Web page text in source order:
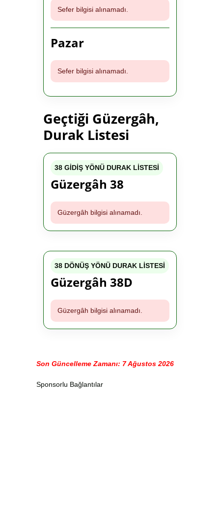
Sefer bilgisi alınamadı.
Pazar
Sefer bilgisi alınamadı.
Geçtiği Güzergâh,
Durak Listesi
38 GİDİŞ YÖNÜ DURAK LİSTESİ
Güzergâh 38
Güzergâh bilgisi alınamadı.
38 DÖNÜŞ YÖNÜ DURAK LİSTESİ
Güzergâh 38D
Güzergâh bilgisi alınamadı.
Son Güncelleme Zamanı: 7 Ağustos 2026
Sponsorlu Bağlantılar